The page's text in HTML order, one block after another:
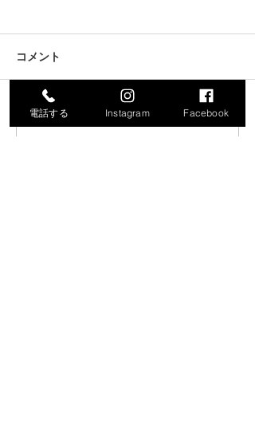
令和8年度就労支援機器説
コメント
コメントを追加…
電話する Instagram Facebook